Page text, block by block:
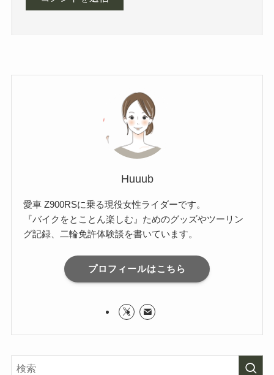
Huuub
愛車 Z900RSに乗る現役女性ライダーです。
『バイクをとことん楽しむ』ためのグッズやツーリン
グ記録、二輪免許体験談を書いています。
プロフィールはこちら